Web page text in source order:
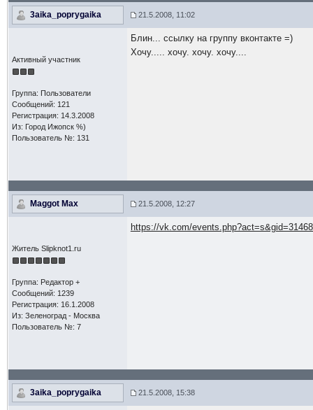
3aika_poprygaika 21.5.2008, 11:02
Активный участник
Группа: Пользователи
Сообщений: 121
Регистрация: 14.3.2008
Из: Город Ижопск %)
Пользователь №: 131
Блин... ссылку на группу вконтакте =)
Хочу..... хочу. хочу. хочу....
Maggot Max 21.5.2008, 12:27
Житель Slipknot1.ru
Группа: Редактор +
Сообщений: 1239
Регистрация: 16.1.2008
Из: Зеленоград - Москва
Пользователь №: 7
https://vk.com/
3aika_poprygaika 21.5.2008, 15:38